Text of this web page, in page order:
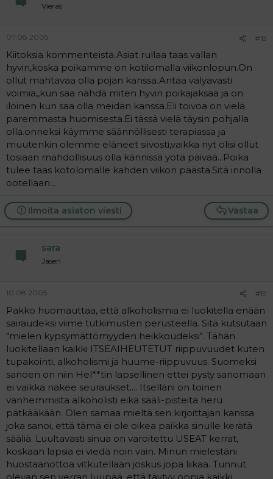
Vieras
07.08.2005 #18
Kiitoksia kommenteista.Asiat rullaa taas vallan
hyvin,koska poikamme on kotilomalla viikonlopun.On
ollut mahtavaa olla pojan kanssa.Antaa valyavasti
voimia,,kun saa nähdä miten hyvin poikajaksaa ja on
iloinen kun saa olla meidän kanssa.Eli toivoa on vielä
paremmasta huomisesta.Ei tässä vielä täysin pohjalla
olla.onneksi käymme säännöllisesti terapiassa ja
muutenkin olemme eläneet siivosti,vaikka nyt olisi ollut
tosiaan mahdollisuus olla kännissä yötä päivää...Poika
tulee taas kotolomalle kahden viikon päästä.Sitä innolla
ootellaan...
Vastaa
Ilmoita asiaton viesti
sara
Jäsen
10.08.2005 #19
Pakko huomauttaa, että alkoholismia ei luokitella enään
sairaudeksi viime tutkimusten perusteella. Sitä kutsutaan
"mielen kypsymättömyyden heikkoudeksi". Tähän
luokitellaan kaikki ITSEAIHEUTETUT riippuvuudet kuten
tupakointi, alkoholismi ja huume-riippuvuus. Suomeksi
sanoen on niin Hel**tin lapsellinen ettei pysty sanomaan
ei vaikka näkee seuraukset.... Itselläni on toinen
vanhemmista alkoholisti eikä sääli-pisteitä heru
pätkääkään. Olen samaa mieltä sen kirjoittajan kanssa
joka sanoi, että tämä ei ole oikea paikka sinulle kerätä
sääliä. Luultavasti sinua on varoitettu USEAT kerrat,
koskaan lapsia ei viedä noin vain. Minun mielestäni
huostaanottoa vitkutellaan joskus jopa liikaa. Tunnut
olevan sen verran luupää, että täytyy oppia kaikki